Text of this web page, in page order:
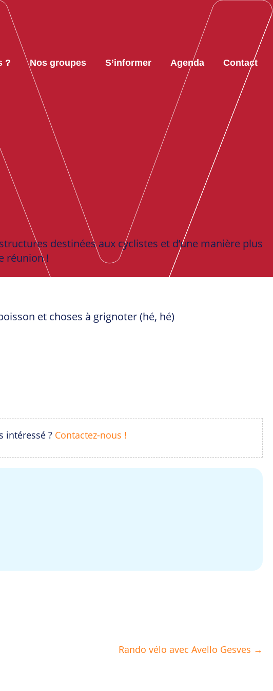
? Nos groupes S’informer Agenda Contact
destinées aux cyclistes et d’une manière plus
réunion !
et choses à grignoter (hé, hé)
intéressé ? Contactez-nous !
Rando vélo avec Avello Gesves →